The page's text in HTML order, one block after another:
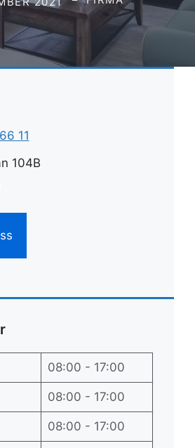
11
104B
08:00 - 17:00
08:00 - 17:00
08:00 - 17:00